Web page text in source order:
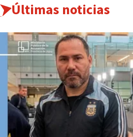
Últimas noticias